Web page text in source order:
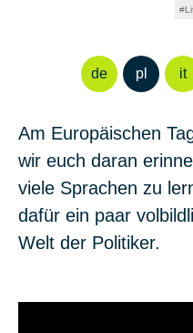
de pl it
Am Europäischen
wir euch daran
viele Sprachen zu
dafür ein paar
Welt der Politiker.